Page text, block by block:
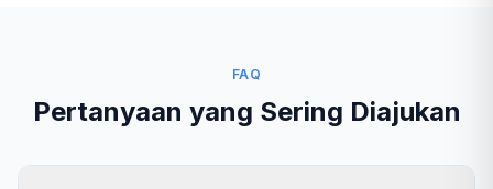
FAQ
Pertanyaan yang Sering Diajukan